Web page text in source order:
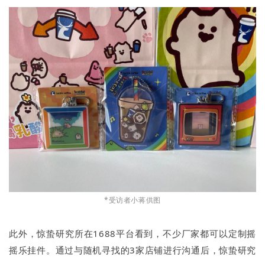
*受访者小蒋供图
此外，惊蛰研究所在1688平台看到，不少厂家都可以定制摇
摇乐挂件。通过与随机寻找的3家店铺进行沟通后，惊蛰研究